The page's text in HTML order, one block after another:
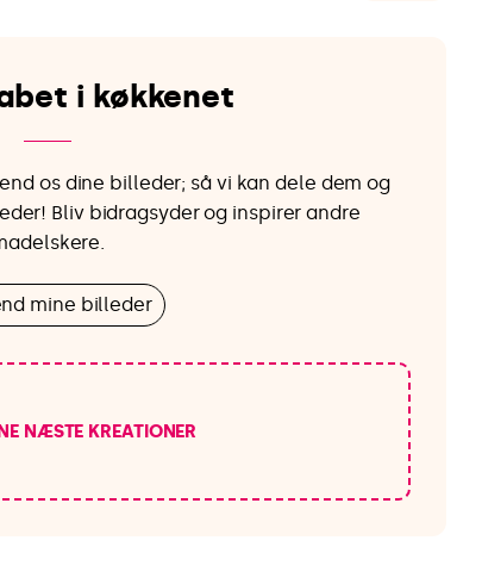
i køkkenet
os dine billeder; så vi kan dele dem og
Bliv bidragsyder og inspirer andre
mine billeder
NÆSTE KREATIONER